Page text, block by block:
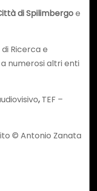
di Spilimbergoe
Ricerca e
numerosi altri enti
,TEF –
© Antonio Zanata